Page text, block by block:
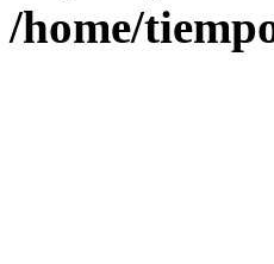
/home/